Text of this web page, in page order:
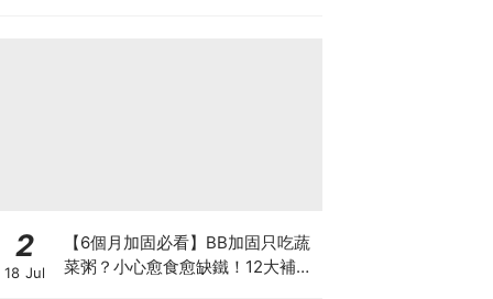
2
18 Jul
【6個月加固必看】BB加固只吃蔬
菜粥？小心愈食愈缺鐵！12大補鐵